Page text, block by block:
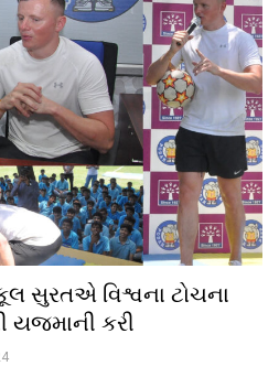
સુરતએ વિશ્વના ટોચના
યજમાની કરી